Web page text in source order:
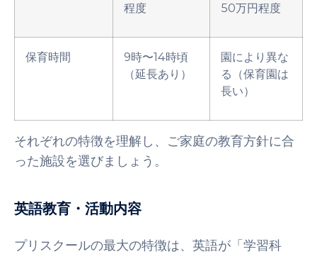
程度
50万円程度
保育時間
9時〜14時頃
（延長あり）
園により異な
る（保育園は
長い）
それぞれの特徴を理解し、ご家庭の教育方針に合
った施設を選びましょう。
英語教育・活動内容
プリスクールの最大の特徴は、英語が「学習科